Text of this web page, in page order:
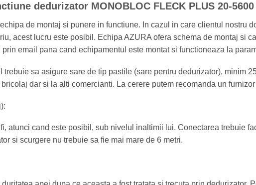
dedurizator MONOBLOC FLECK PLUS 20-5600
de montaj si punere in functiune. In cazul in care clientul nostru
acest lucru este posibil. Echipa AZURA ofera schema de montaj si
email pana cand echipamentul este montat si functioneaza la
sa asigure sare de tip pastile (sare pentru dedurizator), minim
dar si la alti comercianti. La cerere putem recomanda un
atunci cand este posibil, sub nivelul inaltimii lui. Conectarea trebuie
si scurgere nu trebuie sa fie mai mare de 6 metri.